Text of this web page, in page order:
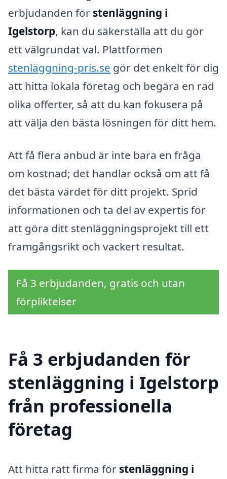
erbjudanden för stenläggning i
Igelstorp, kan du säkerställa att du gör
ett välgrundat val. Plattformen
stenläggning-pris.se gör det enkelt för dig
att hitta lokala företag och begära en rad
olika offerter, så att du kan fokusera på
att välja den bästa lösningen för ditt hem.
Att få flera anbud är inte bara en fråga
om kostnad; det handlar också om att få
det bästa värdet för ditt projekt. Sprid
informationen och ta del av expertis för
att göra ditt stenläggningsprojekt till ett
framgångsrikt och vackert resultat.
Få 3 erbjudanden, gratis och utan
förpliktelser
Få 3 erbjudanden för
stenläggning i Igelstorp
från professionella
företag
Att hitta rätt firma för stenläggning i